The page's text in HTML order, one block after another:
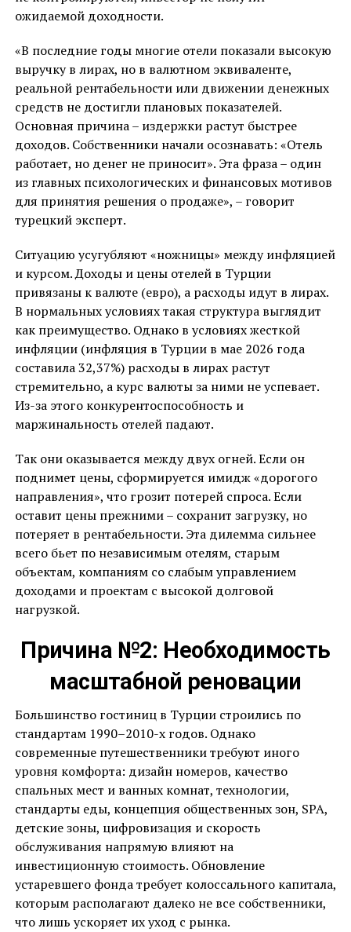
ожидаемой доходности.
«В последние годы многие отели показали высокую
выручку в лирах, но в валютном эквиваленте,
реальной рентабельности или движении денежных
средств не достигли плановых показателей.
Основная причина – издержки растут быстрее
доходов. Собственники начали осознавать: «Отель
работает, но денег не приносит». Эта фраза – один
из главных психологических и финансовых мотивов
для принятия решения о продаже», – говорит
турецкий эксперт.
Ситуацию усугубляют «ножницы» между инфляцией
и курсом. Доходы и цены отелей в Турции
привязаны к валюте (евро), а расходы идут в лирах.
В нормальных условиях такая структура выглядит
как преимущество. Однако в условиях жесткой
инфляции (инфляция в Турции в мае 2026 года
составила 32,37%) расходы в лирах растут
стремительно, а курс валюты за ними не успевает.
Из-за этого конкурентоспособность и
маржинальность отелей падают.
Так они оказывается между двух огней. Если он
поднимет цены, сформируется имидж «дорогого
направления», что грозит потерей спроса. Если
оставит цены прежними – сохранит загрузку, но
потеряет в рентабельности. Эта дилемма сильнее
всего бьет по независимым отелям, старым
объектам, компаниям со слабым управлением
доходами и проектам с высокой долговой
нагрузкой.
Причина №2: Необходимость
масштабной реновации
Большинство гостиниц в Турции строились по
стандартам 1990–2010-х годов. Однако
современные путешественники требуют иного
уровня комфорта: дизайн номеров, качество
спальных мест и ванных комнат, технологии,
стандарты еды, концепция общественных зон, SPA,
детские зоны, цифровизация и скорость
обслуживания напрямую влияют на
инвестиционную стоимость. Обновление
устаревшего фонда требует колоссального капитала,
которым располагают далеко не все собственники,
что лишь ускоряет их уход с рынка.